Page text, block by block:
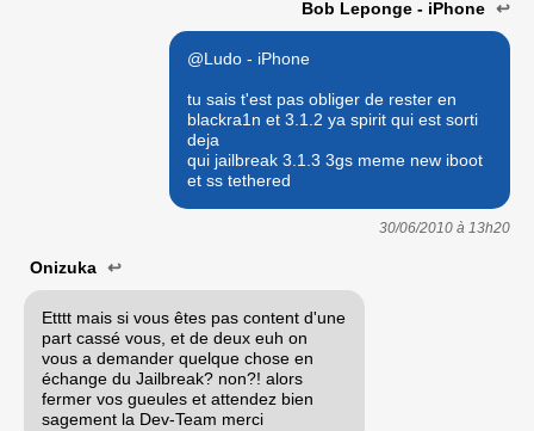
Bob Leponge - iPhone ↩
@Ludo - iPhone
tu sais t'est pas obliger de rester en
blackra1n et 3.1.2 ya spirit qui est sorti
deja
qui jailbreak 3.1.3 3gs meme new iboot
et ss tethered
30/06/2010 à 13h20
Onizuka ↩
Etttt mais si vous êtes pas content d'une
part cassé vous, et de deux euh on
vous a demander quelque chose en
échange du Jailbreak? non?! alors
fermer vos gueules et attendez bien
sagement la Dev-Team merci